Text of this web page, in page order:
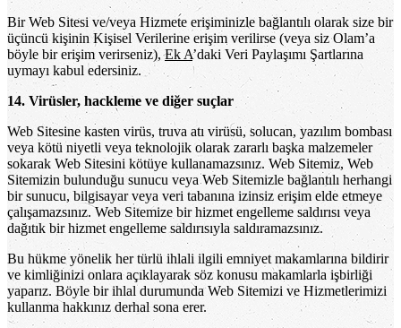
Bir Web Sitesi ve/veya Hizmete erişiminizle bağlantılı olarak size bir
üçüncü kişinin Kişisel Verilerine erişim verilirse (veya siz Olam’a
böyle bir erişim verirseniz),Ek A’daki Veri Paylaşımı Şartlarına
uymayı kabul edersiniz.
14. Virüsler, hackleme ve diğer suçlar
Web Sitesine kasten virüs, truva atı virüsü, solucan, yazılım bombası
veya kötü niyetli veya teknolojik olarak zararlı başka malzemeler
sokarak Web Sitesini kötüye kullanamazsınız. Web Sitemiz, Web
Sitemizin bulunduğu sunucu veya Web Sitemizle bağlantılı herhangi
bir sunucu, bilgisayar veya veri tabanına izinsiz erişim elde etmeye
çalışamazsınız. Web Sitemize bir hizmet engelleme saldırısı veya
dağıtık bir hizmet engelleme saldırısıyla saldıramazsınız.
Bu hükme yönelik her türlü ihlali ilgili emniyet makamlarına bildirir
ve kimliğinizi onlara açıklayarak söz konusu makamlarla işbirliği
yaparız. Böyle bir ihlal durumunda Web Sitemizi ve Hizmetlerimizi
kullanma hakkınız derhal sona erer.